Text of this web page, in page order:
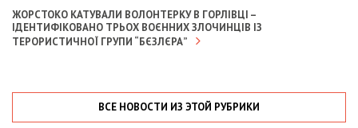
ЖОРСТОКО КАТУВАЛИ ВОЛОНТЕРКУ В ГОРЛІВЦІ –
ІДЕНТИФІКОВАНО ТРЬОХ ВОЄННИХ ЗЛОЧИНЦІВ ІЗ
ТЕРОРИСТИЧНОЇ ГРУПИ “БЄЗЛЄРА”
ВСЕ НОВОСТИ ИЗ ЭТОЙ РУБРИКИ